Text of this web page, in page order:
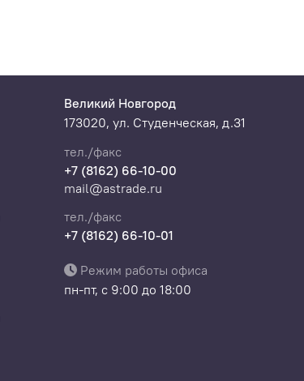
Великий Новгород
173020, ул. Студенческая, д.31
тел./факс
+7 (8162) 66-10-00
mail@astrade.ru
тел./факс
+7 (8162) 66-10-01
Режим работы офиса
пн-пт, с 9:00 до 18:00